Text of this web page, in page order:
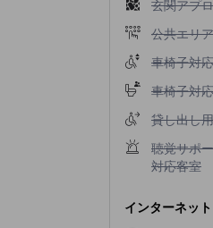
玄関アプ
公共エリア
公共エリ
車椅子対応
車椅子対
車椅子対応
車椅子対
貸し出し用
貸し出し
聴覚サポー
聴覚サポ
対応客室
インターネッ